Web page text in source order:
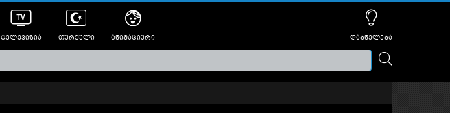
ტელევიზია თურქული ანიმაციური დაბნელება